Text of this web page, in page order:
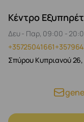
Κέντρο
Δευ - Παρ, 09:00 -
+35725041661
Σπύρου Κυπριανού